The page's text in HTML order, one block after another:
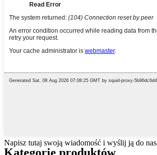
Napisz tutaj swoją wiadomość i wyślij ją do nas